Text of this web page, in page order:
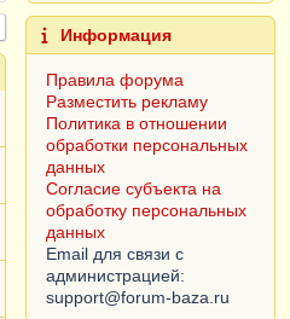
Информация
Правила форума
Разместить рекламу
Политика в отношении
обработки персональных
данных
Согласие субъекта на
обработку персональных
данных
Email для связи с
администрацией: